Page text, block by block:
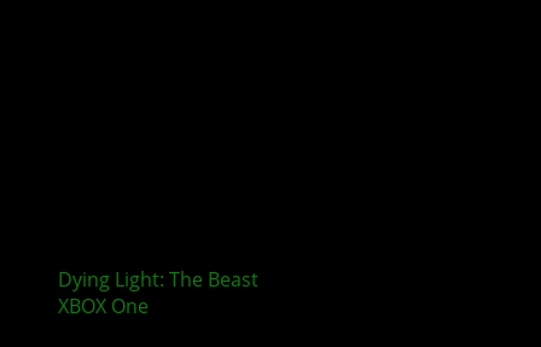
Dying Light: The Beast
XBOX One